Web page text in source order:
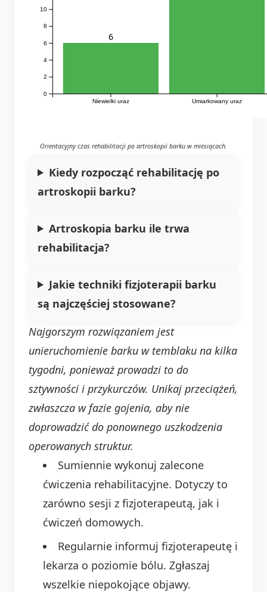
Niewielki uraz Umiarkowany uraz
0
2
4
6
8
10
6
Orientacyjny czas rehabilitacji po artroskopii barku w miesiącach.
Kiedy rozpocząć rehabilitację po
artroskopii barku?
Artroskopia barku ile trwa
rehabilitacja?
Jakie techniki fizjoterapii barku
są najczęściej stosowane?
Najgorszym rozwiązaniem jest
unieruchomienie barku w temblaku na kilka
tygodni, ponieważ prowadzi to do
sztywności i przykurczów. Unikaj przeciążeń,
zwłaszcza w fazie gojenia, aby nie
doprowadzić do ponownego uszkodzenia
operowanych struktur.
Sumiennie wykonuj zalecone
ćwiczenia rehabilitacyjne. Dotyczy to
zarówno sesji z fizjoterapeutą, jak i
ćwiczeń domowych.
Regularnie informuj fizjoterapeutę i
lekarza o poziomie bólu. Zgłaszaj
wszelkie niepokojące objawy.